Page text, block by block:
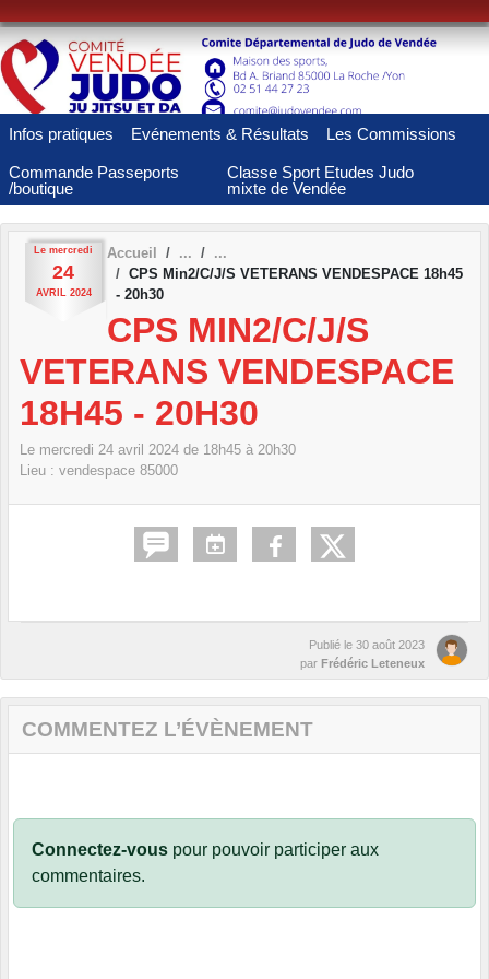
Infos pratiques Evénements & Résultats Les Commissions
Commande Passeports
/boutique
Classe Sport Etudes Judo
mixte de Vendée
Le mercredi
24
AVRIL 2024
Accueil
CPS Min2/C/J/S VETERANS VENDESPACE 18h45
- 20h30
CPS MIN2/C/J/S
VETERANS VENDESPACE
18H45 - 20H30
Le mercredi 24 avril 2024 de 18h45 à 20h30
Lieu : vendespace 85000
Publié le 30 août 2023
par Frédéric Leteneux
COMMENTEZ L’ÉVÈNEMENT
Connectez-vous pour pouvoir participer aux
commentaires.